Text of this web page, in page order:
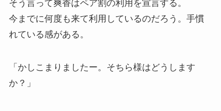
そう言って爽香はペア割の利用を宣言する。
今までに何度も来て利用しているのだろう。手慣
れている感がある。
「かしこまりましたー。そちら様はどうします
か？」